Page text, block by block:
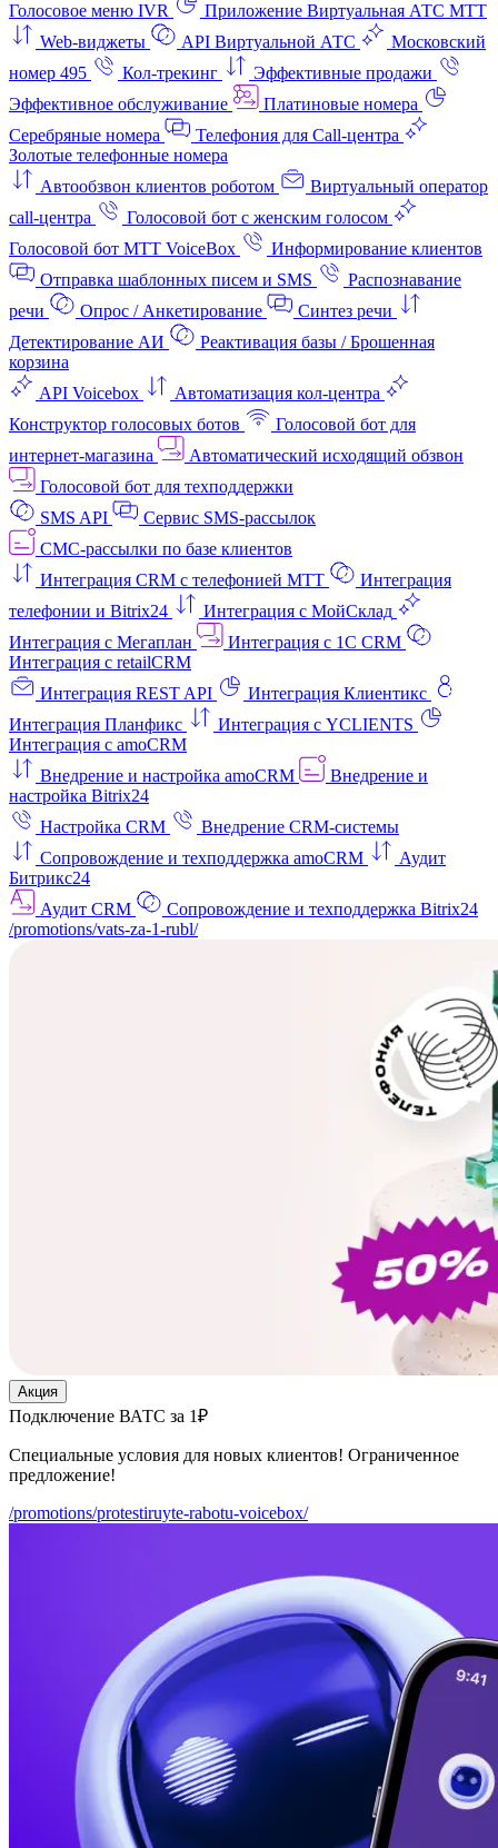
Голосовое меню IVR
Приложение Виртуальная АТС МТТ
Web-виджеты
API Виртуальной АТС
Московский
номер 495
Кол-трекинг
Эффективные продажи
Эффективное обслуживание
Платиновые номера
Серебряные номера
Телефония для Call-центра
Золотые телефонные номера
Автообзвон клиентов роботом
Виртуальный оператор
call-центра
Голосовой бот с женским голосом
Голосовой бот МТТ VoiceBox
Информирование клиентов
Отправка шаблонных писем и SMS
Распознавание
речи
Опрос / Анкетирование
Синтез речи
Детектирование АИ
Реактивация базы / Брошенная
корзина
API Voicebox
Автоматизация кол‑центра
Конструктор голосовых ботов
Голосовой бот для
интернет‑магазина
Автоматический исходящий обзвон
Голосовой бот для техподдержки
SMS API
Сервис SMS-рассылок
СМС-рассылки по базе клиентов
Интеграция CRM с телефонией МТТ
Интеграция
телефонии и Bitrix24
Интеграция с МойСклад
Интеграция с Мегаплан
Интеграция с 1C CRM
Интеграция с retailCRM
Интеграция REST API
Интеграция Клиентикс
Интеграция Планфикс
Интеграция с YCLIENTS
Интеграция с amoCRM
Внедрение и настройка amoCRM
Внедрение и
настройка Bitrix24
Настройка CRM
Внедрение CRM-системы
Сопровождение и техподдержка amoCRM
Аудит
Битрикс24
Аудит CRM
Сопровождение и техподдержка Bitrix24
/promotions/vats-za-1-rubl/
Акция
Подключение ВАТС за 1₽
Специальные условия для новых клиентов! Ограниченное
предложение!
/promotions/protestiruyte-rabotu-voicebox/